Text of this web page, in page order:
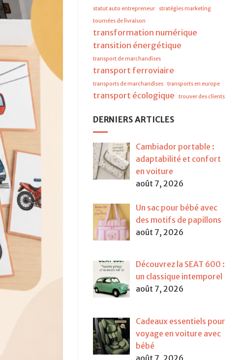
statut auto entrepreneur
stratégies marketing
tournées de livraison
transformation numérique
transition énergétique
transport de marchandises
transport ferroviaire
transports de marchandises transports en europe
transport écologique trouver des clients
DERNIERS ARTICLES
Cambiador portable :
adaptabilité et confort
en voiture
août 7, 2026
Un sac pour bébé avec
des motifs de papillons
août 7, 2026
Découvrez la SEAT 600 :
un classique intemporel
août 7, 2026
Cadeaux essentiels pour
voyage en voiture avec
bébé